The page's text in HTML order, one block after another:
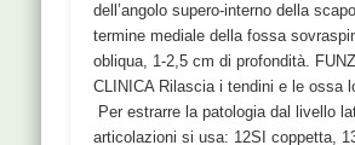
dell’angolo supero-interno della
termine mediale della fossa
obliqua, 1-2,5 cm di profondità.
CLINICA Rilascia i tendini e le ossa
Per estrarre la patologia dal livello
articolazioni si usa: 12SI coppetta,